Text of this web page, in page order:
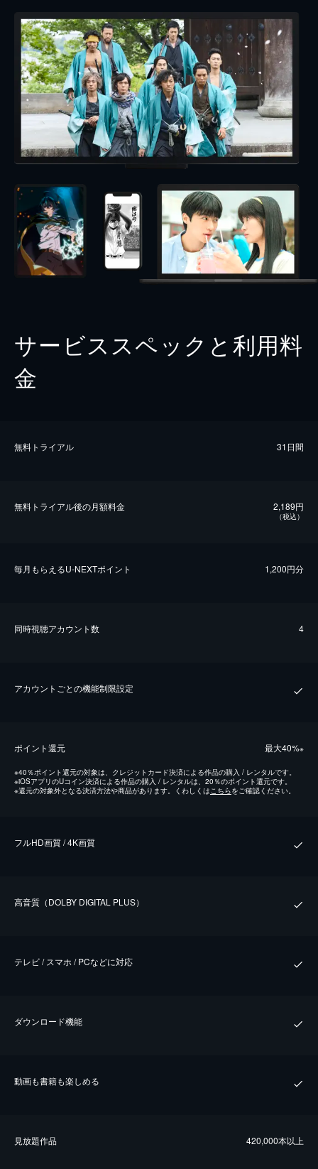
サービススペックと利用料
金
無料トライアル 31日間
無料トライアル後の⽉額料金 2,189円
（税込）
毎⽉もらえるU-NEXTポイント 1,200円分
同時視聴アカウント数 4
アカウントごとの機能制限設定
ポイント還元 最⼤40%※
※40％ポイント還元の対象は、クレジットカード決済による作品の購入 / レンタルです。
※iOSアプリのUコイン決済による作品の購入 / レンタルは、20％のポイント還元です。
※還元の対象外となる決済方法や商品があります。くわしくはこちらをご確認ください。
フルHD画質 / 4K画質
⾼⾳質（DOLBY DIGITAL PLUS）
テレビ / スマホ / PCなどに対応
ダウンロード機能
動画も書籍も楽しめる
⾒放題作品 420,000本以上